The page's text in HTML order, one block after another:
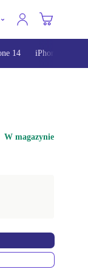
14 iPhone 15
W magazynie